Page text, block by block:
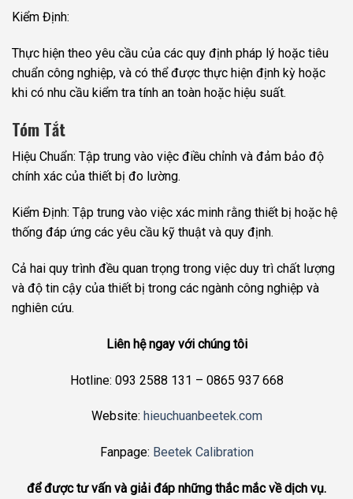
Kiểm Định:
Thực hiện theo yêu cầu của các quy định pháp lý hoặc tiêu
chuẩn công nghiệp, và có thể được thực hiện định kỳ hoặc
khi có nhu cầu kiểm tra tính an toàn hoặc hiệu suất.
Tóm Tắt
Hiệu Chuẩn: Tập trung vào việc điều chỉnh và đảm bảo độ
chính xác của thiết bị đo lường.
Kiểm Định: Tập trung vào việc xác minh rằng thiết bị hoặc hệ
thống đáp ứng các yêu cầu kỹ thuật và quy định.
Cả hai quy trình đều quan trọng trong việc duy trì chất lượng
và độ tin cậy của thiết bị trong các ngành công nghiệp và
nghiên cứu.
Liên hệ ngay với chúng tôi
Hotline: 093 2588 131 – 0865 937 668
Website: hieuchuanbeetek.com
Fanpage: Beetek Calibration
để được tư vấn và giải đáp những thắc mắc về dịch vụ.